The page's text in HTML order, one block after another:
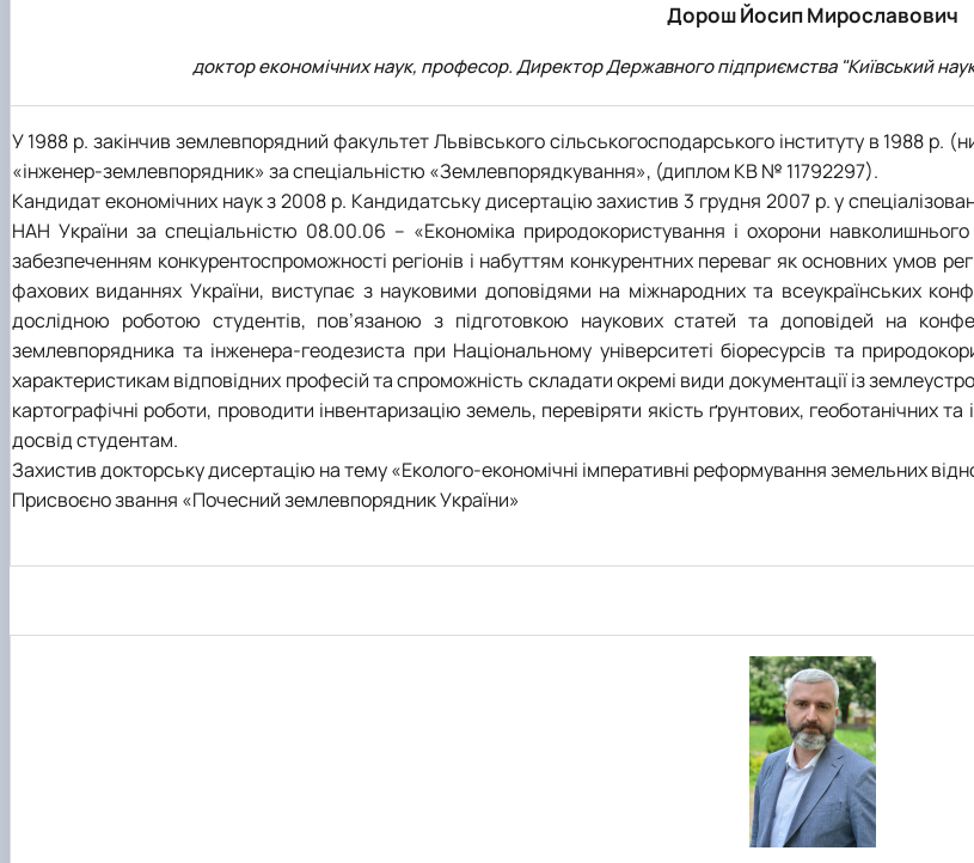
Дорош Йосип Мирославович
доктор економічних наук, професор. Директор Державного підприємства "Київський
У 1988 р. закінчив землевпорядний факультет Львівського сільськогосподарського інституту в 1988 р.
«інженер-землевпорядник» за спеціальністю «Землевпорядкування», (диплом КВ № 11792297).
Кандидат економічних наук з 2008 р. Кандидатську дисертацію захистив 3 грудня 2007 р. у
НАН України за спеціальністю 08.00.06 – «Економіка природокористування і охорони
забезпеченням конкурентоспроможності регіонів і набуттям конкурентних переваг як основних умов
фахових виданнях України, виступає з науковими доповідями на міжнародних та всеукраїнських
дослідною роботою студентів, пов’язаною з підготовкою наукових статей та доповідей на
землевпорядника та інженера-геодезиста при Національному університеті біоресурсів та
характеристикам відповідних професій та спроможність складати окремі види документації із
картографічні роботи, проводити інвентаризацію земель, перевіряти якість ґрунтових,
досвід студентам.
Захистив докторську дисертацію на тему «Еколого-економічні імперативні реформування земельних
Присвоєно звання «Почесний землевпорядник України»